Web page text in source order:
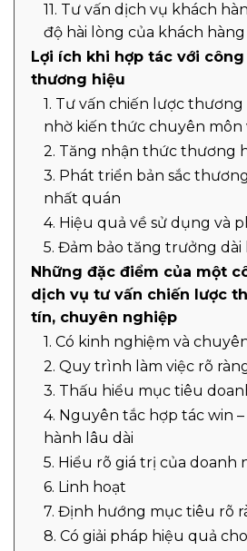
11. Tư vấn dịch vụ khách
độ hài lòng của khách
Lợi ích khi hợp tác với
thương hiệu
1. Tư vấn chiến lược
nhờ kiến thức chuyên môn
2. Tăng nhận thức thương
3. Phát triển bản sắc
nhất quán
4. Hiệu quả về sử dụng và
5. Đảm bảo tăng trưởng dài
Những đặc điểm của một
dịch vụ tư vấn chiến lược
tín, chuyên nghiệp
1. Có kinh nghiệm và
2. Quy trình làm việc rõ
3. Thấu hiểu mục tiêu
4. Nguyên tắc hợp tác win
hành lâu dài
5. Hiểu rõ giá trị của doanh
6. Linh hoạt
7. Định hướng mục tiêu rõ
8. Có giải pháp hiệu quả